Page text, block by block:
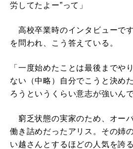
労してたよー”って」
高校卒業時のインタビューで
を問われ、こう答えている。
「一度始めたことは最後までや
ない（中略）自分でこうと決め
ろうというくらい意志が強いんで
窮乏状態の実家のため、オー
働き詰めだったアリス。その姉
い越さんとするほどの人気を誇る